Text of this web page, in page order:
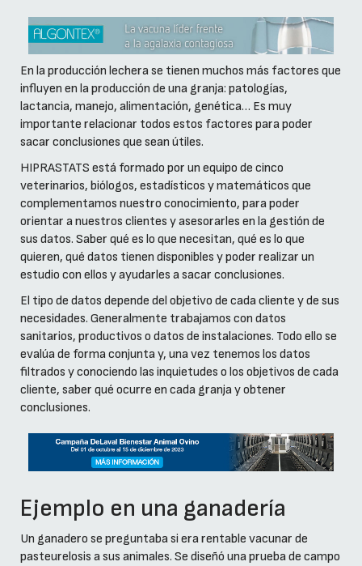
En la producción lechera se tienen muchos más factores que
influyen en la producción de una granja: patologías,
lactancia, manejo, alimentación, genética… Es muy
importante relacionar todos estos factores para poder
sacar conclusiones que sean útiles.
HIPRASTATS está formado por un equipo de cinco
veterinarios, biólogos, estadísticos y matemáticos que
complementamos nuestro conocimiento, para poder
orientar a nuestros clientes y asesorarles en la gestión de
sus datos. Saber qué es lo que necesitan, qué es lo que
quieren, qué datos tienen disponibles y poder realizar un
estudio con ellos y ayudarles a sacar conclusiones.
El tipo de datos depende del objetivo de cada cliente y de sus
necesidades. Generalmente trabajamos con datos
sanitarios, productivos o datos de instalaciones. Todo ello se
evalúa de forma conjunta y, una vez tenemos los datos
filtrados y conociendo las inquietudes o los objetivos de cada
cliente, saber qué ocurre en cada granja y obtener
conclusiones.
Ejemplo en una ganadería
Un ganadero se preguntaba si era rentable vacunar de
pasteurelosis a sus animales. Se diseñó una prueba de campo